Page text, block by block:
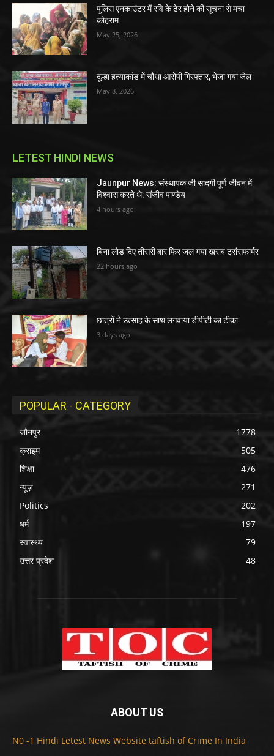
पुलिस एनकाउंटर में रवि के ढेर होने की सूचना से मचा
कोहराम
May 25, 2026
दूल्हा हत्याकांड में चौथा आरोपी गिरफ्तार, भेजा गया जेल
May 8, 2026
LETEST HINDI NEWS
Jaunpur News: संस्थापक जी सादगी पूर्ण जीवन में
विश्वास करते थे: संजीव पाण्डेय
4 hours ago
बिना लोड दिए तीसरी बार फिर जल गया खराब ट्रांसफार्मर
22 hours ago
छात्रों ने उत्साह के साथ लगवाया डीपीटी का टीका
3 days ago
POPULAR - CATEGORY
जौनपुर
1778
क्राइम
505
शिक्षा
476
न्यूज़
271
Politics
202
धर्म
197
स्वास्थ्य
79
उत्तर प्रदेश
48
ABOUT US
N0 -1 Hindi Letest News Website taftish of Crime In India